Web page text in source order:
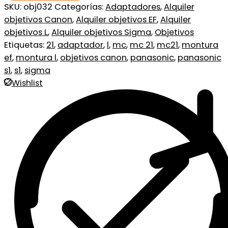
SKU: obj032 Categorías:Adaptadores,Alquiler
objetivos Canon,Alquiler objetivos EF,Alquiler
objetivos L,Alquiler objetivos Sigma, Objetivos
Etiquetas: 21, adaptador, l, mc, mc 21, mc21, montura
ef, montura l, objetivos canon, panasonic, panasonic
s1, s1, sigma
Wishlist